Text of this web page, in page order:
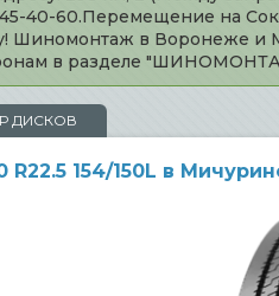
40-60.Перемещение на
Шиномонтаж в Воронеже
в разделе
ДИСКОВ
154/150L в